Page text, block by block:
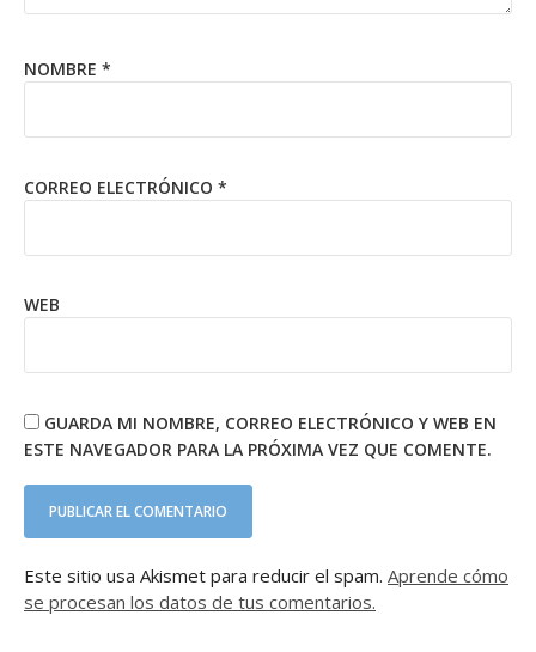
NOMBRE *
CORREO ELECTRÓNICO *
WEB
GUARDA MI NOMBRE, CORREO ELECTRÓNICO Y WEB EN
ESTE NAVEGADOR PARA LA PRÓXIMA VEZ QUE COMENTE.
Este sitio usa Akismet para reducir el spam. Aprende cómo
se procesan los datos de tus comentarios.